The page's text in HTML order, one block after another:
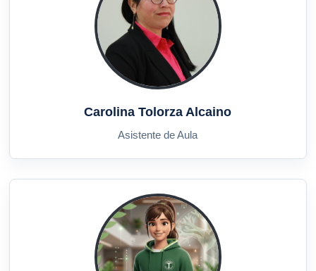
Carolina Tolorza Alcaino
Asistente de Aula